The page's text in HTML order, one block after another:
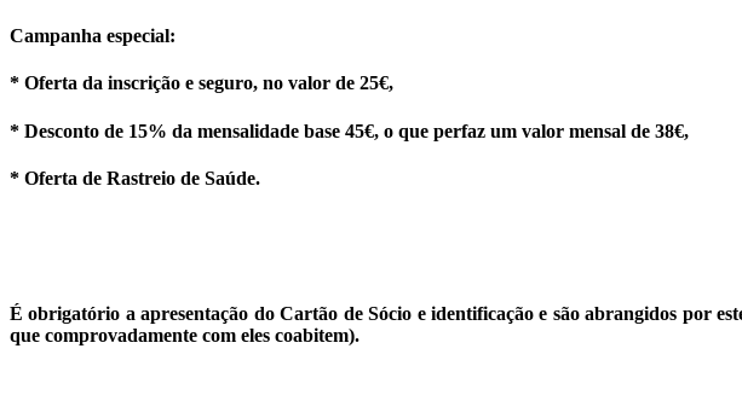
Campanha especial:
* Oferta da inscrição e seguro, no valor de 25€,
* Desconto de 15% da mensalidade base 45€, o que perfaz um valor mensal de 38€,
* Oferta de Rastreio de Saúde.
É obrigatório a apresentação do Cartão de Sócio e identificação e são abrangidos por
que comprovadamente com eles coabitem).